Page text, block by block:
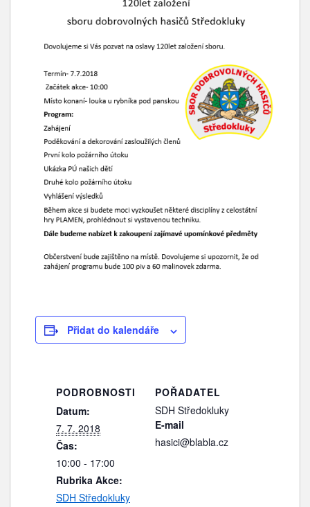
Přidat do kalendáře
PODROBNOSTI
Datum:
7. 7. 2018
Čas:
10:00 - 17:00
Rubrika Akce:
SDH Středokluky
POŘADATEL
SDH Středokluky
E-mail
hasici@blabla.cz